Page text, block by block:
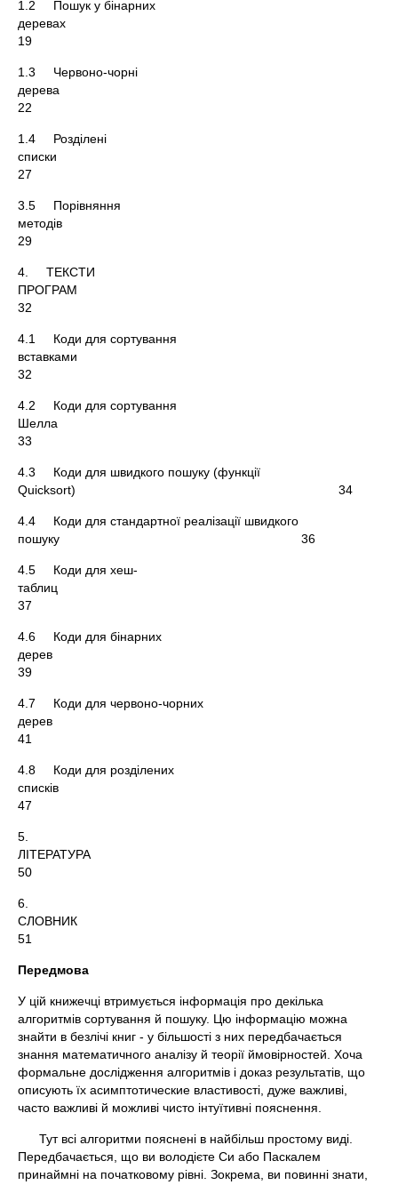
1.2 Пошук у бінарних
19
1.3 Червоно-чорні
22
1.4 Розділені
27
3.5 Порівняння
29
4. ТЕКСТИ
32
4.1 Коди для сортування
32
4.2 Коди для сортування
33
4.3 Коди для швидкого пошуку (функції
Quicksort) 34
4.4 Коди для стандартної реалізації швидкого
пошуку 36
4.5 Коди для хеш-
37
4.6 Коди для бінарних
39
4.7 Коди для червоно-чорних
41
4.8 Коди для розділених
47
5.
50
6.
51
Передмова
У цій книжечці втримується інформація про декілька
алгоритмів сортування й пошуку. Цю інформацію можна
знайти в безлічі книг - у більшості з них передбачається
знання математичного аналізу й теорії ймовірностей. Хоча
формальне дослідження алгоритмів і доказ результатів, що
описують їх асимптотические властивості, дуже важливі,
часто важливі й можливі чисто інтуїтивні пояснення.
Тут всі алгоритми пояснені в найбільш простому виді.
Передбачається, що ви володієте Си або Паскалем
принаймні на початковому рівні. Зокрема, ви повинні знати,